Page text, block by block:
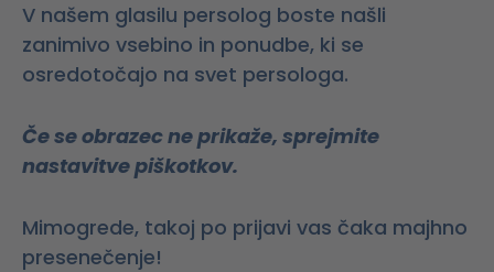
V našem glasilu persolog boste našli
zanimivo vsebino in ponudbe, ki se
osredotočajo na svet persologa.
Če se obrazec ne prikaže, sprejmite
nastavitve piškotkov.
Mimogrede, takoj po prijavi vas čaka majhno
presenečenje!